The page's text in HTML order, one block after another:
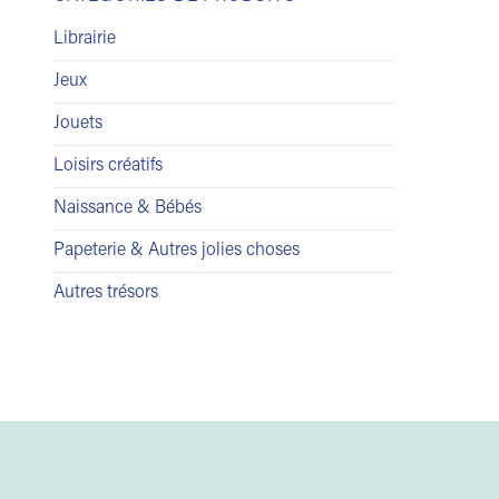
Librairie
Jeux
Jouets
Loisirs créatifs
Naissance & Bébés
Papeterie & Autres jolies choses
Autres trésors